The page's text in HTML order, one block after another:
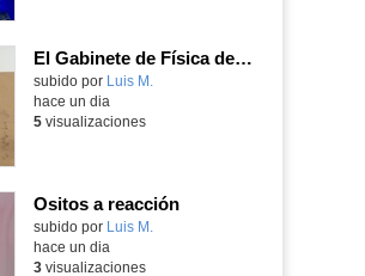
El Gabinete de Física del IES Enrique Tierno Galván de Parla (Curso 25-26)
Contenido educativo.
subido por Luis M.
hace un dia
5visualizaciones
Ositos a reacción
Contenido educativo.
subido por Luis M.
hace un dia
3visualizaciones